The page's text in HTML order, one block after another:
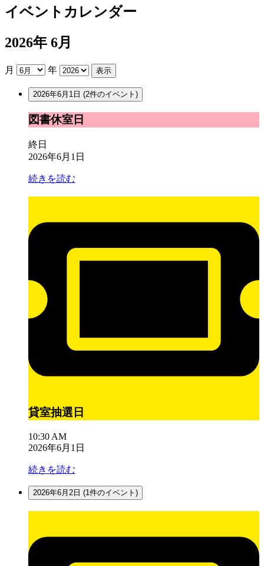
イベントカレンダー
2026年 6月
月 年
2026年6月1日 (2件のイベント)
図
書
休
室
図書休室日
終日
2026年6月1日
続きを読む
抽
選
貸室抽選日
10:30 AM
2026年6月1日
続きを読む
2026年6月2日 (1件のイベント)
抽
選